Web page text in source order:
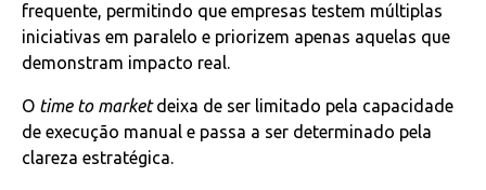
frequente, permitindo que empresas testem múltiplas
iniciativas em paralelo e priorizem apenas aquelas que
demonstram impacto real.
O time to marketdeixa de ser limitado pela capacidade
de execução manual e passa a ser determinado pela
clareza estratégica.